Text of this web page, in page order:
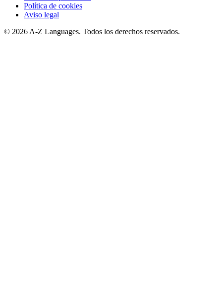
Política de cookies
Aviso legal
© 2026 A-Z Languages. Todos los derechos reservados.